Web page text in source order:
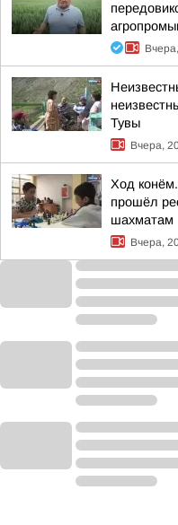
Тувы
Вчера,
Ход
прошёл
шахматам
Вчера,